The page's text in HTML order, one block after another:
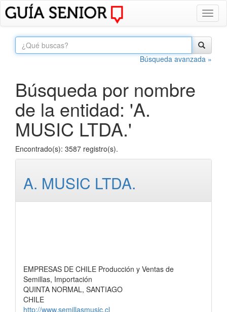
Búsqueda avanzada »
Búsqueda por nombre
de la entidad: 'A.
MUSIC LTDA.'
Encontrado(s): 3587 registro(s).
A. MUSIC LTDA.
EMPRESAS DE CHILE Producción y Ventas de
Semillas, Importación
QUINTA NORMAL, SANTIAGO
CHILE
http://www.semillasmusic.cl